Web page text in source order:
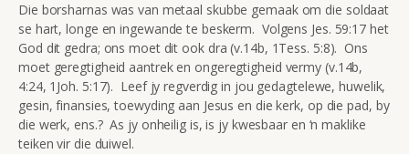
Die borsharnas was van metaal skubbe gemaak om die soldaat
se hart, longe en ingewande te beskerm. Volgens Jes. 59:17 het
God dit gedra; ons moet dit ook dra (v.14b, 1Tess. 5:8). Ons
moet geregtigheid aantrek en ongeregtigheid vermy (v.14b,
4:24, 1Joh. 5:17). Leef jy regverdig in jou gedagtelewe, huwelik,
gesin, finansies, toewyding aan Jesus en die kerk, op die pad, by
die werk, ens.? As jy onheilig is, is jy kwesbaar en ‘n maklike
teiken vir die duiwel.